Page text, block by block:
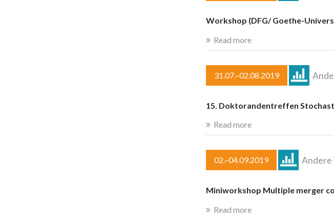
Workshop (DFG/ Goethe-
Read more
31.07.–02.08.2019
15. Doktorandentreffen
Read more
02.–04.09.2019 Andere
Miniworkshop Multiple merger
Read more